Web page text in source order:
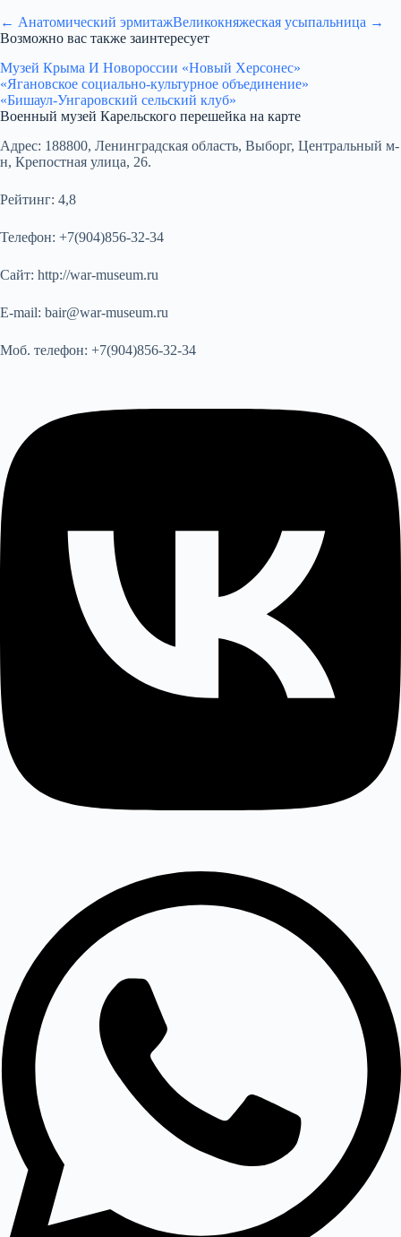
← Анатомический эрмитажВеликокняжеская усыпальница →
Возможно вас также заинтересует
Музей Крыма И Новороссии «Новый Херсонес»
«Ягановское социально-культурное объединение»
«Бишаул-Унгаровский сельский клуб»
Военный музей Карельского перешейка на карте
Адрес: 188800, Ленинградская область, Выборг, Центральный м-
н, Крепостная улица, 26.
Рейтинг: 4,8
Телефон: +7(904)856-32-34
Сайт: http://war-museum.ru
E-mail: bair@war-museum.ru
Моб. телефон: +7(904)856-32-34